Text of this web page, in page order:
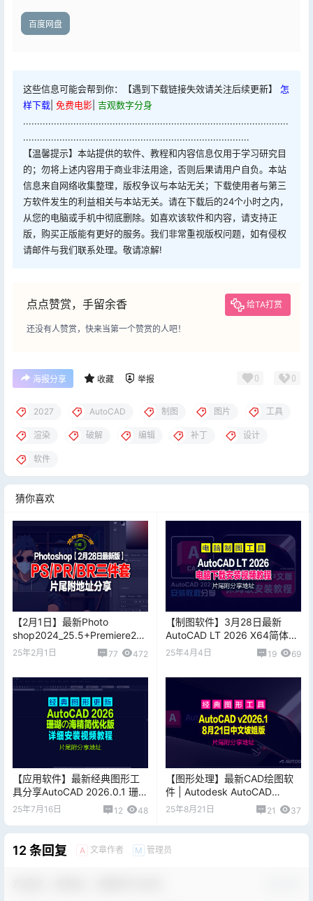
百度网盘
这些信息可能会帮到你：【遇到下载链接失效请关注后续更新】 怎
样下载 免费电影 吉观数字分身
...............................................................................................
.................................................................................
【温馨提示】本站提供的软件、教程和内容信息仅用于学习研究目
的；勿将上述内容用于商业非法用途，否则后果请用户自负。本站
信息来自网络收集整理，版权争议与本站无关；下载使用者与第三
方软件发生的利益相关与本站无关。请在下载后的24个小时之内，
从您的电脑或手机中彻底删除。如喜欢该软件和内容，请支持正
版，购买正版能有更好的服务。我们非常重视版权问题，如有侵权
请邮件与我们联系处理。敬请凉解!
点点赞赏，手留余香 给TA打赏
还没有人赞赏，快来当第一个赞赏的人吧！
海报分享 收藏 举报 0 0
2027 AutoCAD 制图 图片 工具
渲染 破解 编辑 补丁 设计
软件
猜你喜欢
【2月1日】最新Photo
shop2024_25.5+Premiere202
4_24.2.1+Bridge2024_14.0.2
25年2月1日 77 472
【制图软件】3月28日最新
AutoCAD LT 2026 X64简体中
文版，附激活文件及方法
25年4月4日 19 69
【应用软件】最新经典图形工
具分享AutoCAD 2026.0.1 珊瑚
の海精简优化版 [2025.07.08
25年7月16日 12 48
【图形处理】最新CAD绘图软
件 | Autodesk AutoCAD
v2026.1 中文坡姐版【夸克下
25年8月21日 21 37
12 条回复 A 文章作者 M 管理员